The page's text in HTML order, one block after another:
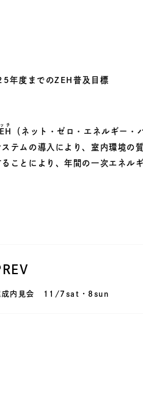
年度までのZEH普及目標
チ
（ネット・ゼロ・エネルギー
ステムの導入により、室内環境の
ることにより、年間の一次エネル
成内見会 11/7sat・8sun